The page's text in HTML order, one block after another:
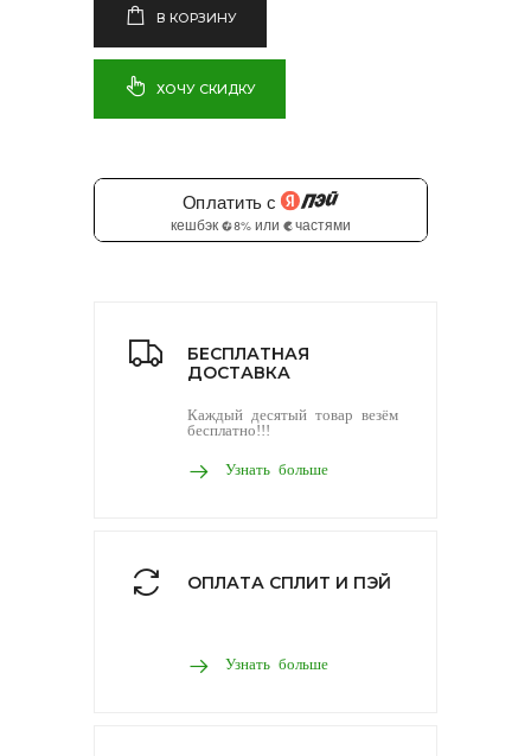
В КОРЗИНУ
ХОЧУ СКИДКУ
БЕСПЛАТНАЯ
ДОСТАВКА
Каждый десятый товар везём
бесплатно!!!
Узнать больше
ОПЛАТА СПЛИТ И ПЭЙ
Узнать больше